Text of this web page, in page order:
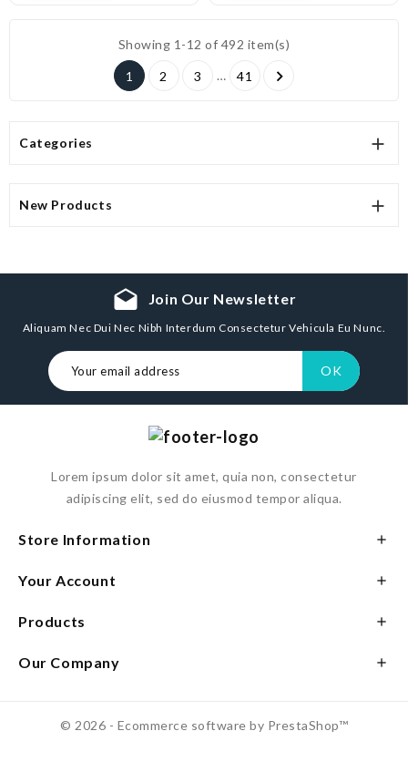
Showing 1-12 of 492 item(s)
1 2 3 … 41 
Categories 
New Products 
drafts Join Our Newsletter
Aliquam Nec Dui Nec Nibh Interdum Consectetur Vehicula Eu Nunc.
Lorem ipsum dolor sit amet, quia non, consectetur
adipiscing elit, sed do eiusmod tempor aliqua.
Store Information 
Your Account 
Products 
Our Company 
© 2026 - Ecommerce software by PrestaShop™